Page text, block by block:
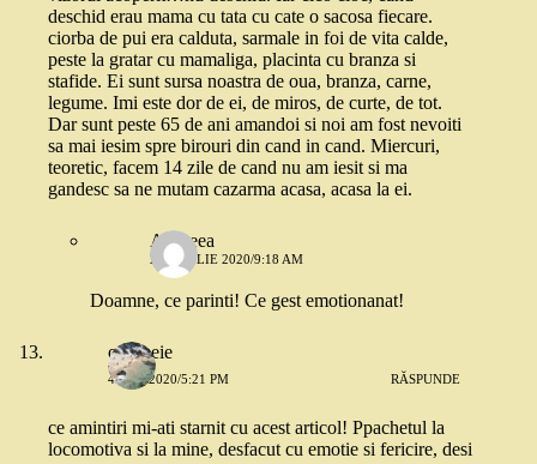
deschid erau mama cu tata cu cate o sacosa fiecare.
ciorba de pui era calduta, sarmale in foi de vita calde,
peste la gratar cu mamaliga, placinta cu branza si
stafide. Ei sunt sursa noastra de oua, branza, carne,
legume. Imi este dor de ei, de miros, de curte, de tot.
Dar sunt peste 65 de ani amandoi si noi am fost nevoiti
sa mai iesim spre birouri din cand in cand. Miercuri,
teoretic, facem 14 zile de cand nu am iesit si ma
gandesc sa ne mutam cazarma acasa, acasa la ei.
Andreea
24 APRILIE 2020/9:18 AM
Doamne, ce parinti! Ce gest emotionanat!
o femeie
4 MAI 2020/5:21 PM RĂSPUNDE
ce amintiri mi-ati starnit cu acest articol! Ppachetul la
locomotiva si la mine, desfacut cu emotie si fericire, desi